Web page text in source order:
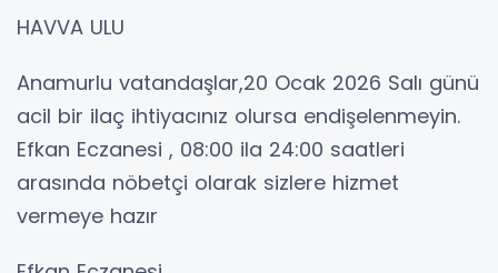
HAVVA ULU
Anamurlu vatandaşlar,20 Ocak 2026 Salı günü
acil bir ilaç ihtiyacınız olursa endişelenmeyin.
Efkan Eczanesi , 08:00 ila 24:00 saatleri
arasında nöbetçi olarak sizlere hizmet
vermeye hazır